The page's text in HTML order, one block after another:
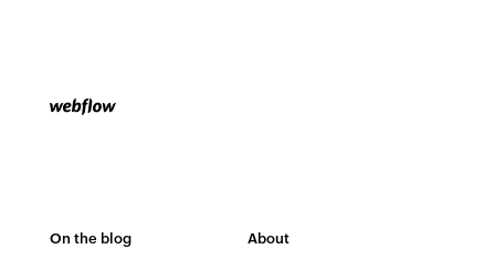
On the blog About